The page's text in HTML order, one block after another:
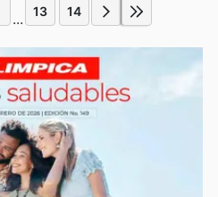
... 13 14